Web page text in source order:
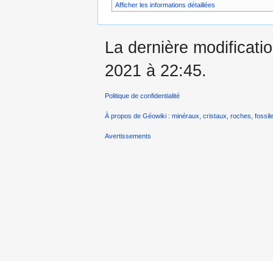
Afficher les informations détaillées
La dernière
2021 à 22:45.
Politique de confidentialité
À propos de Géowiki : minéraux, cristaux, roches,
Avertissements